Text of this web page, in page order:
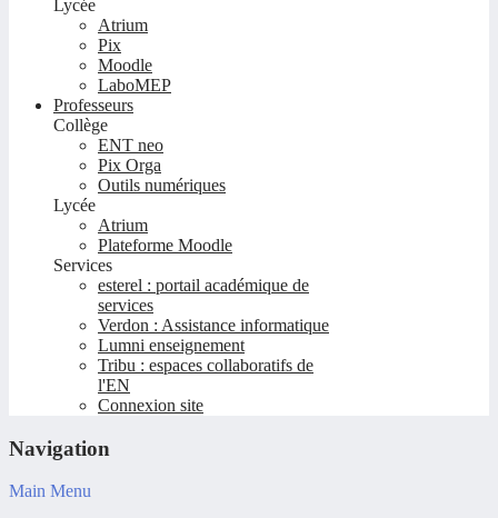
Lycée
Atrium
Pix
Moodle
LaboMEP
Professeurs
Collège
ENT neo
Pix Orga
Outils numériques
Lycée
Atrium
Plateforme Moodle
Services
esterel : portail académique de
services
Verdon : Assistance informatique
Lumni enseignement
Tribu : espaces collaboratifs de
l'EN
Connexion site
Navigation
Main Menu